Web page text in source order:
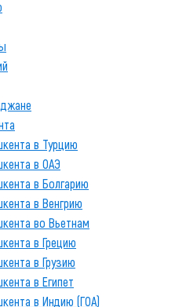
в Турцию
в ОАЭ
в Болгарию
в Венгрию
во Вьетнам
в Грецию
в Грузию
в Египет
в Индию (ГОА)